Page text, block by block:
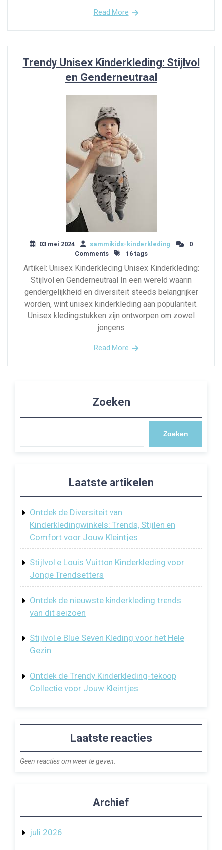
Read More
Trendy Unisex Kinderkleding: Stijlvol
en Genderneutraal
03 mei 2024 sammikids-kinderkleding
0
Comments
16 tags
Artikel: Unisex Kinderkleding Unisex Kinderkleding:
Stijlvol en Genderneutraal In een wereld waarin
gendergelijkheid en diversiteit steeds belangrijker
worden, wint unisex kinderkleding aan populariteit.
Unisex kledingstukken zijn ontworpen om zowel
jongens
Read More
Zoeken
Zoeken
Laatste artikelen
Ontdek de Diversiteit van
Kinderkledingwinkels: Trends, Stijlen en
Comfort voor Jouw Kleintjes
Stijlvolle Louis Vuitton Kinderkleding voor
Jonge Trendsetters
Ontdek de nieuwste kinderkleding trends
van dit seizoen
Stijlvolle Blue Seven Kleding voor het Hele
Gezin
Ontdek de Trendy Kinderkleding-tekoop
Collectie voor Jouw Kleintjes
Laatste reacties
Geen reacties om weer te geven.
Archief
juli 2026